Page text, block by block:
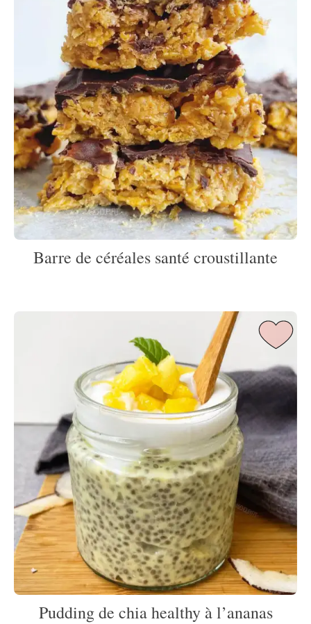
Barre de céréales santé croustillante
Pudding de chia healthy à l’ananas